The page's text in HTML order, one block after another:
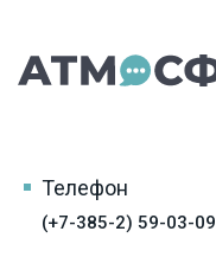
Телефон
(+7-385-2) 59-03-09